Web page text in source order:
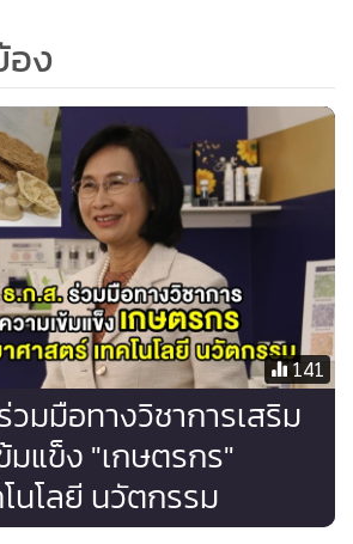
กระทรวงพาณิชย์จัดงานแสดงสินค้า
2 ครั้ง มีจำนวนผู้เข้าร่วมโครงการที่ลง
ทั้งสิ้น 2,363 ราย 2,088 บริษัท 97
ซื้อรวมประมาณ 3,122.8069 ล้านบาท
การส่งเสริมการลงทุน ให้การส่งเสริม
รูปที่เป็น SMEs มูลค่า 322 ล้านบาท
วิสาหกิจขนาดกลางและขนาดย่อม จัดทำ
SMEs ประเทศไทย และเชื่อมโยงข้อมูล
Data
งปัจจัยพื้นฐานเพื่อเร่งการพัฒนา
กงานมาตรฐานผลิตภัณฑ์อุตสาหกรรมได้
ฑ์อุตสาหกรรมอาหารจำนวน 14 เรื่อง
รอ้อยและน้ำตาลทราย จัดทำโครงการ
รผลิตอ้อยพันธุ์ดีและส่งเสริมอ้อยพันธุ์ใหม่
อง
141
วมมือทางวิชาการเสริม
มแข็ง "เกษตรกร"
นโลยี นวัตกรรม